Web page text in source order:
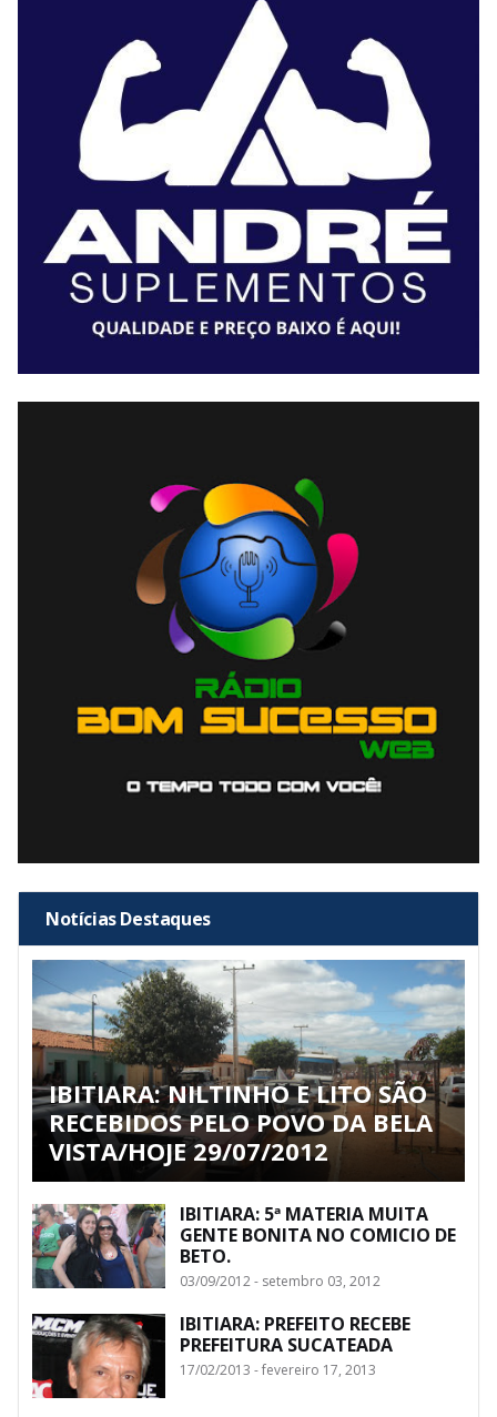
Notícias Destaques
IBITIARA: NILTINHO E LITO SÃO
RECEBIDOS PELO POVO DA BELA
VISTA/HOJE 29/07/2012
IBITIARA: 5ª MATERIA MUITA
GENTE BONITA NO COMICIO DE
BETO.
03/09/2012 - setembro 03, 2012
IBITIARA: PREFEITO RECEBE
PREFEITURA SUCATEADA
17/02/2013 - fevereiro 17, 2013